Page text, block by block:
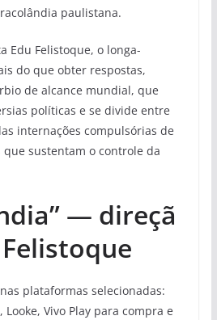
paulistana.
Edu Felistoque, o longa-
do que obter respostas,
de alcance mundial, que
políticas e se divide entre
internações compulsórias de
sustentam o controle da
— direçã
plataformas selecionadas:
Looke, Vivo Play para compra e